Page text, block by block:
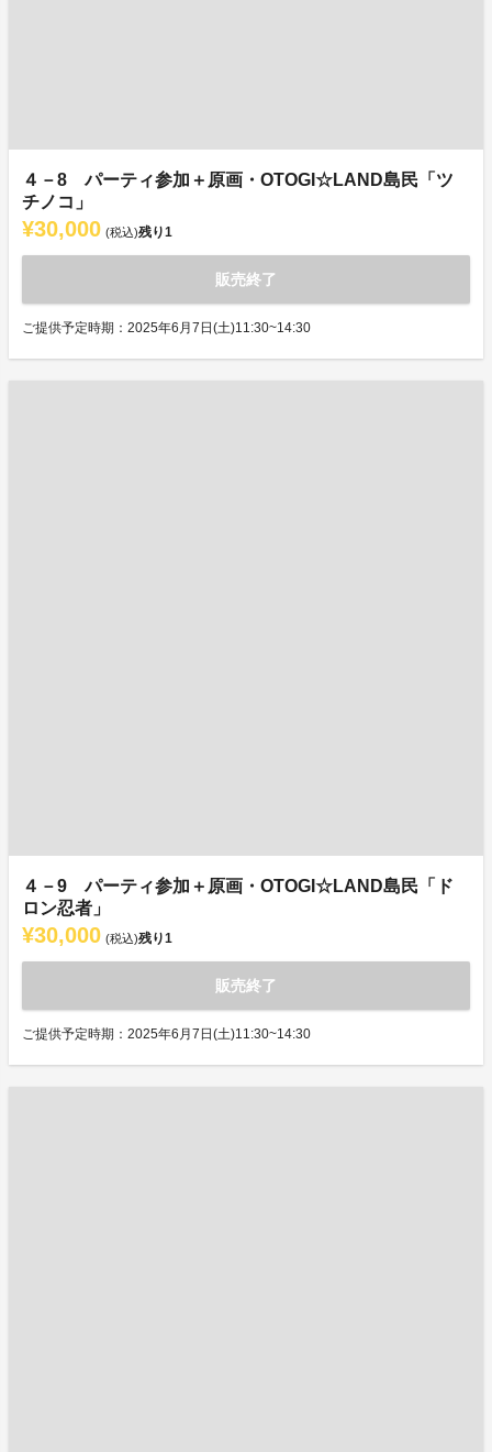
４－8 パーティ参加＋原画・OTOGI☆LAND島民「ツ
チノコ」
¥30,000 (税込)残り1
販売終了
ご提供予定時期：2025年6月7日(土)11:30~14:30
４－9 パーティ参加＋原画・OTOGI☆LAND島民「ド
ロン忍者」
¥30,000 (税込)残り1
販売終了
ご提供予定時期：2025年6月7日(土)11:30~14:30